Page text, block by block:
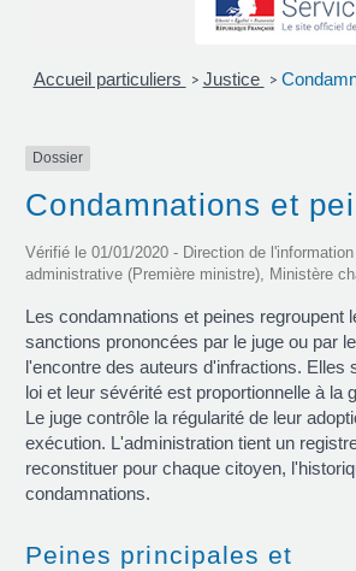
Accueil particuliers > Justice >
Dossier
Condamnations et
Vérifié le 01/01/2020 - Direction de
administrative (Première ministre), Ministère
Les condamnations et peines regroupent
sanctions prononcées par le juge ou par
l'encontre des auteurs d'infractions. Elles
loi et leur sévérité est proportionnelle à la
Le juge contrôle la régularité de leur
exécution. L'administration tient un
reconstituer pour chaque citoyen,
condamnations.
Peines principales et